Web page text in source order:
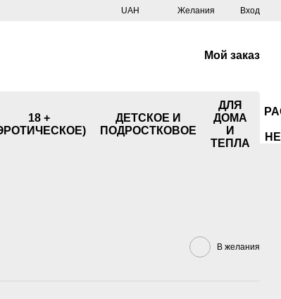
UAH Желания Вход
Мой заказ
18 +
ДЕТСКОЕ И
ПОДРОСТКОВОЕ
ДЛЯ
ДОМА
И
ТЕПЛА
В желания